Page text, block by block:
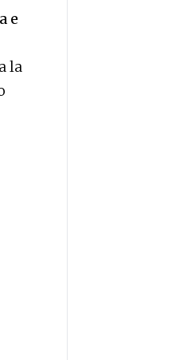
e
la